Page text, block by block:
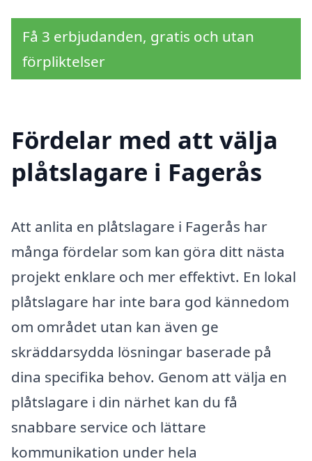
Få 3 erbjudanden, gratis och utan
förpliktelser
Fördelar med att välja
plåtslagare i Fagerås
Att anlita en plåtslagare i Fagerås har
många fördelar som kan göra ditt nästa
projekt enklare och mer effektivt. En lokal
plåtslagare har inte bara god kännedom
om området utan kan även ge
skräddarsydda lösningar baserade på
dina specifika behov. Genom att välja en
plåtslagare i din närhet kan du få
snabbare service och lättare
kommunikation under hela